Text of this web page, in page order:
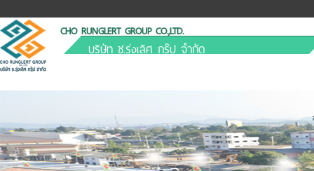
CHO RUNGLERT GROUP CO.,LTD.
บริษัท ช.รุ่งเลิศ กรุ๊ป จำกัด